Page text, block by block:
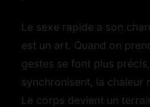
Le sexe rapide a son
est un art. Quand on
gestes se font plus
synchronisent, la chaleur
Le corps devient un